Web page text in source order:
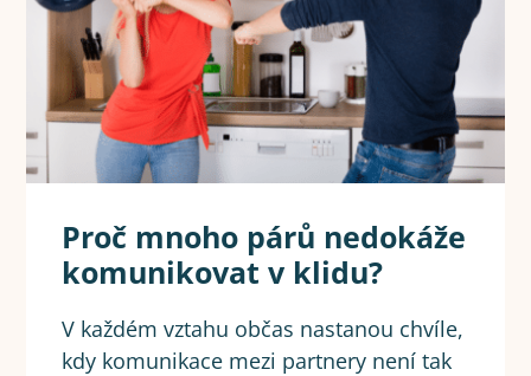
Proč mnoho párů nedokáže
komunikovat v klidu?
V každém vztahu občas nastanou chvíle,
kdy komunikace mezi partnery není tak